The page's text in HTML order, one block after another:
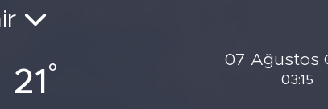
21 °
07 Ağustos
03:15